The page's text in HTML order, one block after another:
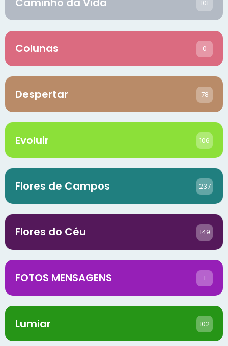
101
Colunas 0
Despertar 78
Evoluir 106
Flores de Campos 237
Flores do Céu 149
FOTOS MENSAGENS 1
Lumiar 102